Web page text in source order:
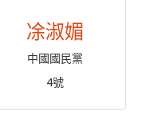
凃淑媚
中國國民黨
4號